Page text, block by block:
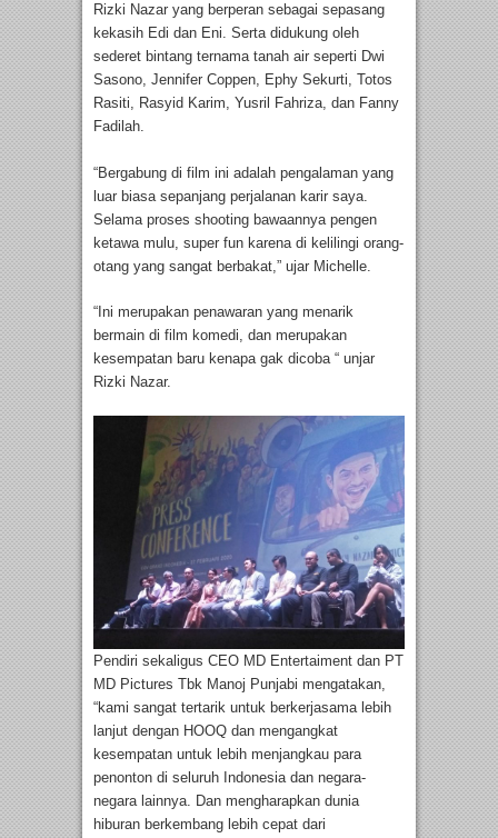
Rizki Nazar yang berperan sebagai sepasang
kekasih Edi dan Eni. Serta didukung oleh
sederet bintang ternama tanah air seperti Dwi
Sasono, Jennifer Coppen, Ephy Sekurti, Totos
Rasiti, Rasyid Karim, Yusril Fahriza, dan Fanny
Fadilah.
“Bergabung di film ini adalah pengalaman yang
luar biasa sepanjang perjalanan karir saya.
Selama proses shooting bawaannya pengen
ketawa mulu, super fun karena di kelilingi orang-
otang yang sangat berbakat,” ujar Michelle.
“Ini merupakan penawaran yang menarik
bermain di film komedi, dan merupakan
kesempatan baru kenapa gak dicoba “ unjar
Rizki Nazar.
Pendiri sekaligus CEO MD Entertaiment dan PT
MD Pictures Tbk Manoj Punjabi mengatakan,
“kami sangat tertarik untuk berkerjasama lebih
lanjut dengan HOOQ dan mengangkat
kesempatan untuk lebih menjangkau para
penonton di seluruh Indonesia dan negara-
negara lainnya. Dan mengharapkan dunia
hiburan berkembang lebih cepat dari